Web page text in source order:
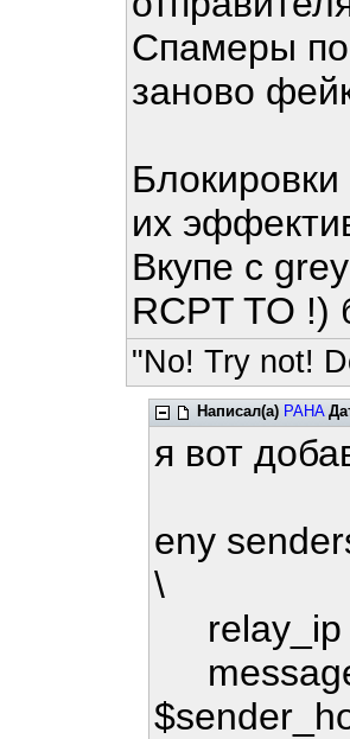
Спамеры
заново
их
Вкупе с
RCPT TO !)
"No! Try not!
Написал(а) PAHA
я вот
eny
\
relay_ip